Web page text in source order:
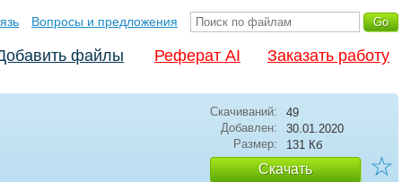
Вопросы и предложения
файлы Реферат AI Заказать работу
Скачиваний:
49
Добавлен:
30.01.2020
Размер:
131 Кб
Скачать ☆